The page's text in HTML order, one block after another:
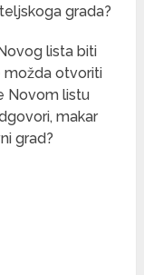
grada?
lista biti
možda otvoriti
Novom listu
makar
grad?